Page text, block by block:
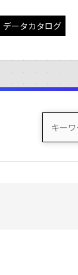
データカタログ